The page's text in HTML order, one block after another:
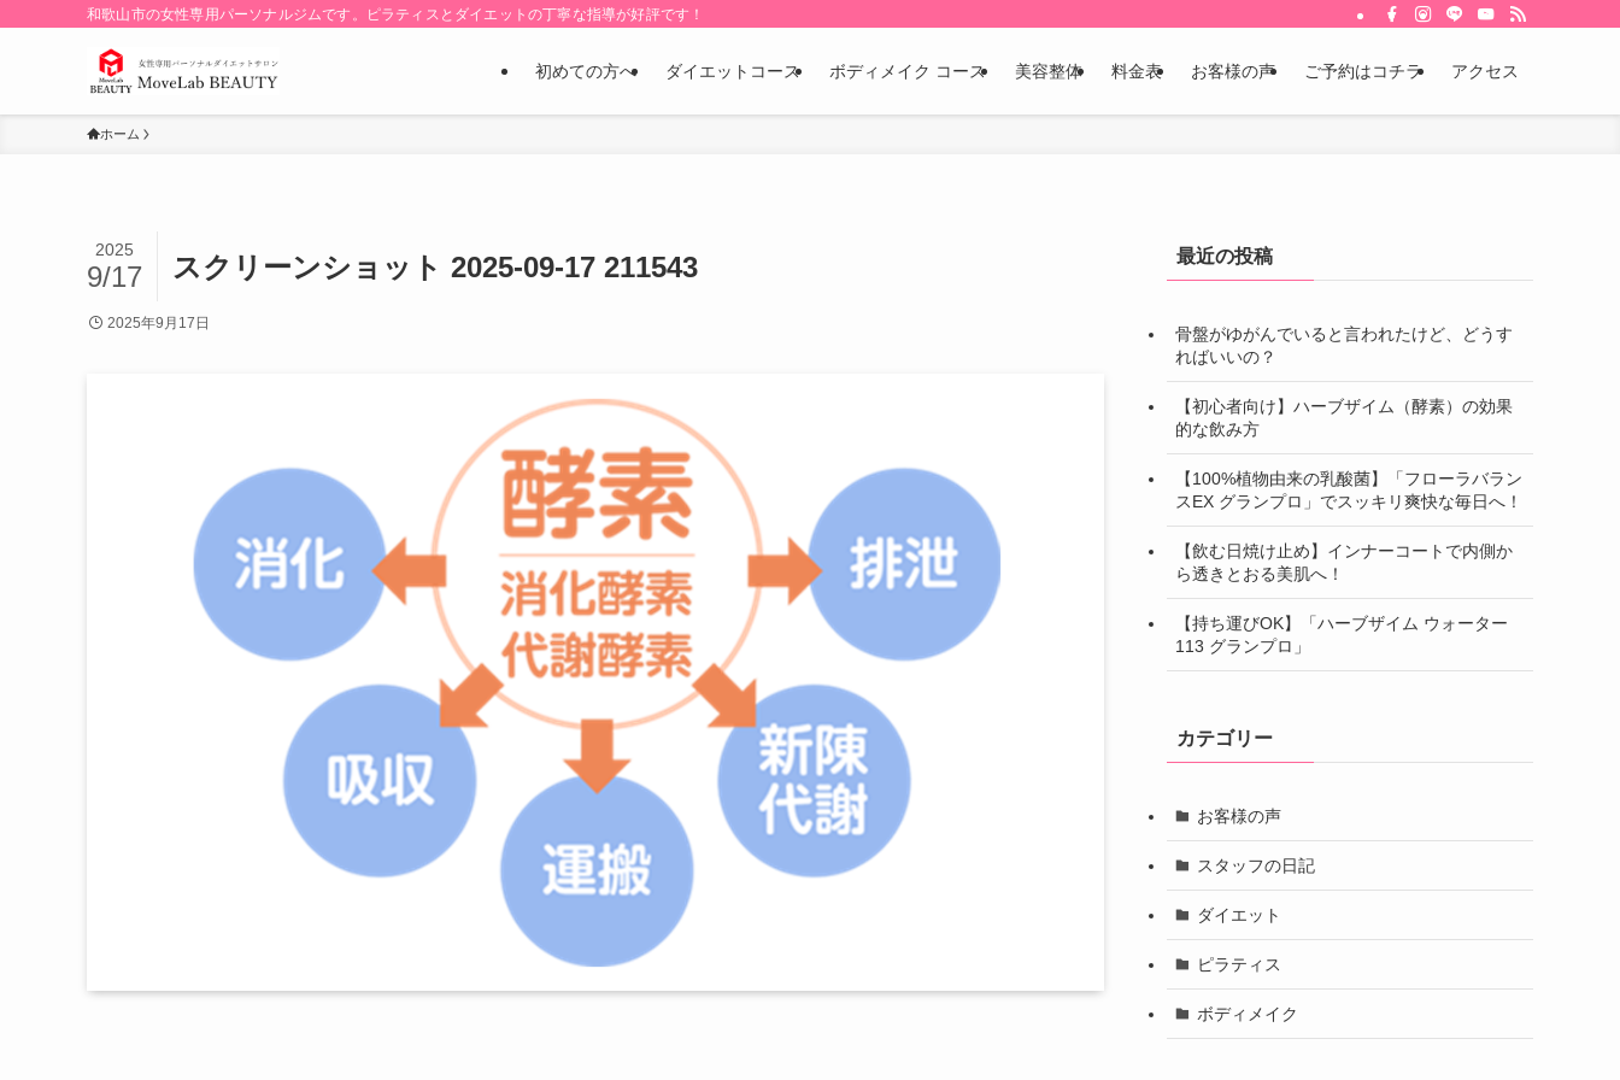
和歌山市の女性専用パーソナルジムです。ピラティスとダイエットの丁寧な指導が好評です！
初めての方へ ダイエットコース ボディメイク コース 美容整体 料金表 お客様の声 ご予約はコチラ アクセス
ホーム
スクリーンショット 2025-09-17 211543
2025
9/17
2025年9月17日
最近の投稿
骨盤がゆがんでいると言われたけど、どうす
ればいいの？
【初心者向け】ハーブザイム（酵素）の効果
的な飲み方
【100%植物由来の乳酸菌】「フローラバラン
スEX グランプロ」でスッキリ爽快な毎日へ！
【飲む日焼け止め】インナーコートで内側か
ら透きとおる美肌へ！
【持ち運びOK】「ハーブザイム ウォーター
113 グランプロ」
カテゴリー
お客様の声
スタッフの日記
ダイエット
ピラティス
ボディメイク